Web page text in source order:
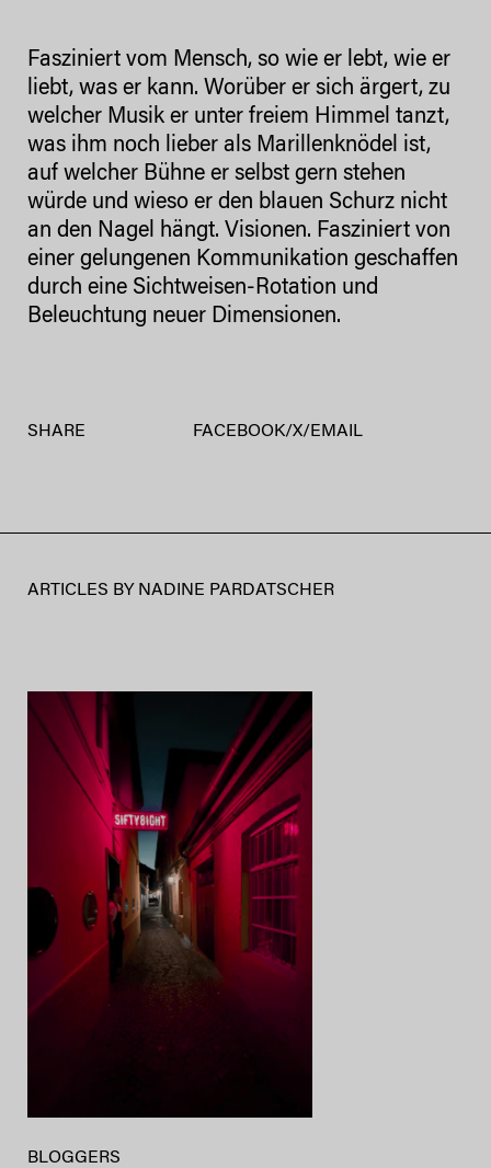
Fasziniert vom Mensch, so wie er lebt, wie er
liebt, was er kann. Worüber er sich ärgert, zu
welcher Musik er unter freiem Himmel tanzt,
was ihm noch lieber als Marillenknödel ist,
auf welcher Bühne er selbst gern stehen
würde und wieso er den blauen Schurz nicht
an den Nagel hängt. Visionen. Fasziniert von
einer gelungenen Kommunikation geschaffen
durch eine Sichtweisen-Rotation und
Beleuchtung neuer Dimensionen.
SHARE FACEBOOK/X/ EMAIL
ARTICLES BY NADINE PARDATSCHER
BLOGGERS